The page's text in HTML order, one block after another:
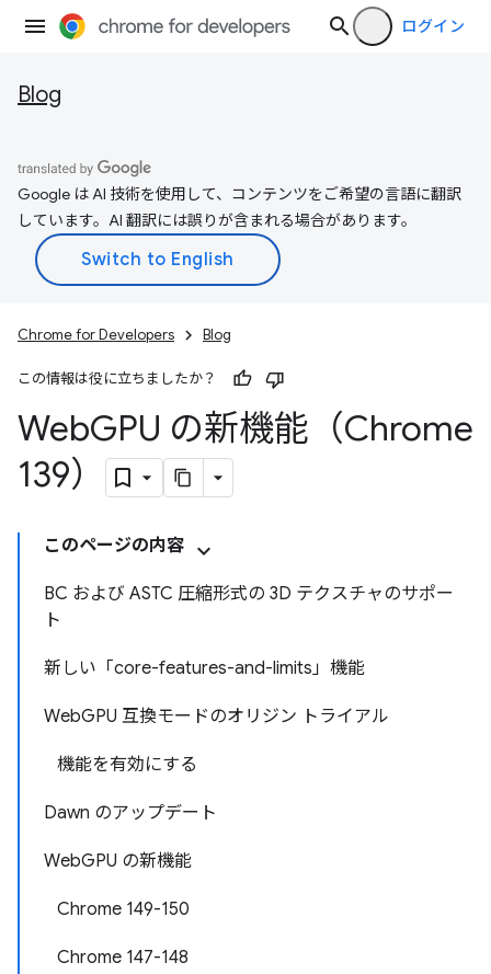
ログイン
Blog
Google は AI 技術を使用して、コンテンツをご希望の言語に翻訳
しています。AI 翻訳には誤りが含まれる場合があります。
Chrome for Developers Blog
この情報は役に立ちましたか？
WebGPU の新機能（Chrome
139）
このページの内容
BC および ASTC 圧縮形式の 3D テクスチャのサポー
ト
新しい「core-features-and-limits」機能
WebGPU 互換モードのオリジン トライアル
機能を有効にする
Dawn のアップデート
WebGPU の新機能
Chrome 149-150
Chrome 147-148